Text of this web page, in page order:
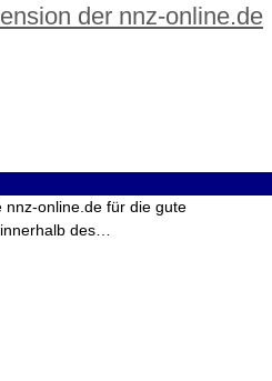
der nnz-online.de
nnz-online.de für die gute
des…